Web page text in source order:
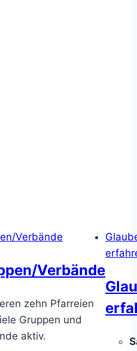
Verbände
Verbände
zehn Pfarreien
Gruppen und
aktiv.